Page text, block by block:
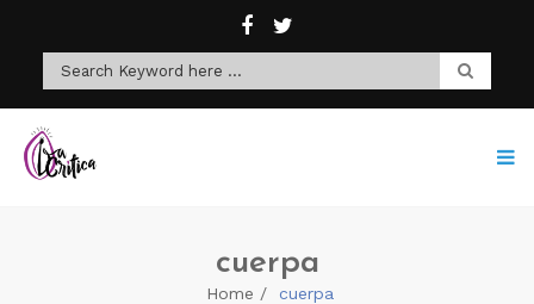
cuerpa
Home cuerpa